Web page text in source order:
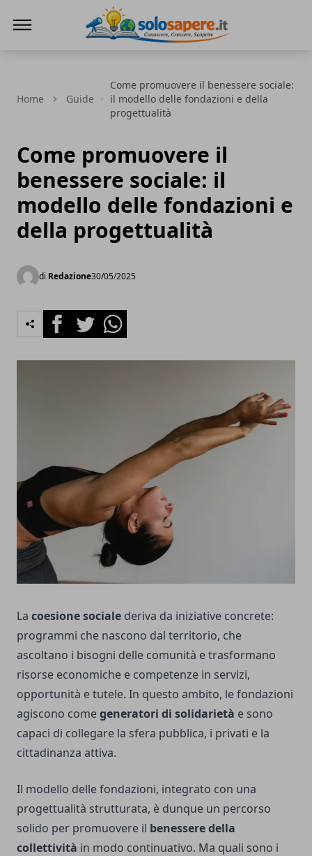
Home Guide
Come promuovere il benessere sociale:
il modello delle fondazioni e della
progettualità
Come promuovere il
benessere sociale: il
modello delle fondazioni e
della progettualità
di Redazione30/05/2025
FacebookTwitterWhatsapp
La coesione sociale deriva da iniziative concrete:
programmi che nascono dal territorio, che
ascoltano i bisogni delle comunità e trasformano
risorse economiche e competenze in servizi,
opportunità e tutele. In questo ambito, le fondazioni
agiscono comegeneratori di solidarietà e sono
capaci di collegare la sfera pubblica, i privati e la
cittadinanza attiva.
Il modello delle fondazioni, integrato con una
progettualità strutturata, è dunque un percorso
solido per promuovere il benessere della
collettività in modo continuativo. Ma quali sono i